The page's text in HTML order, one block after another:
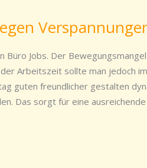
Büro Jobs. Der
Arbeitszeit sollte man jedoch
guten freundlicher gestalten
Das sorgt für eine ausreichende